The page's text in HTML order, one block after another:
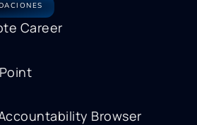
Career
Browser